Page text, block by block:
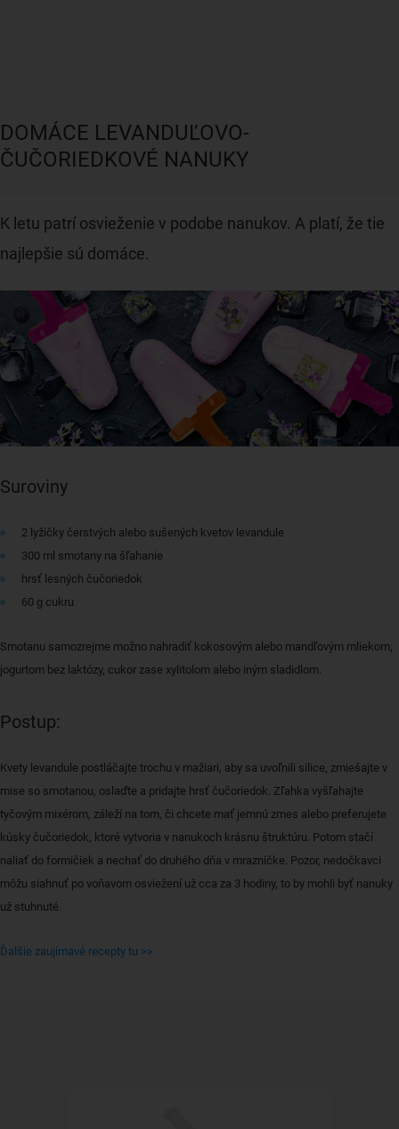
DOMÁCE LEVANDUĽOVO-
ČUČORIEDKOVÉ NANUKY
K letu patrí osvieženie v podobe nanukov. A platí, že tie
najlepšie sú domáce.
Suroviny
2 lyžičky čerstvých alebo sušených kvetov levandule
300 ml smotany na šľahanie
hrsť lesných čučoriedok
60 g cukru
Smotanu samozrejme možno nahradiť kokosovým alebo mandľovým mliekom,
jogurtom bez laktózy, cukor zase xylitolom alebo iným sladidlom.
Postup:
Kvety levandule postláčajte trochu v mažiari, aby sa uvoľnili silice, zmiešajte v
mise so smotanou, oslaďte a pridajte hrsť čučoriedok. Zľahka vyšľahajte
tyčovým mixérom, záleží na tom, či chcete mať jemnú zmes alebo preferujete
kúsky čučoriedok, ktoré vytvoria v nanukoch krásnu štruktúru. Potom stačí
naliať do formičiek a nechať do druhého dňa v mrazničke. Pozor, nedočkavci
môžu siahnuť po voňavom osviežení už cca za 3 hodiny, to by mohli byť nanuky
už stuhnuté.
Ďalšie zaujímavé recepty tu >>